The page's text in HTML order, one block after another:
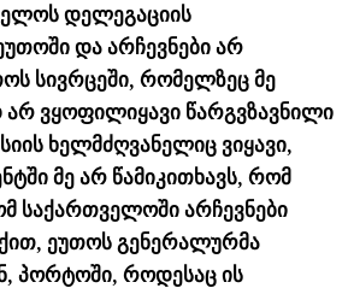
დელეგაციის
და არჩევნები არ
სივრცეში, რომელზეც მე
ვყოფილიყავი წარგვზავნილი
ხელმძღვანელიც ვიყავი,
მე არ წამიკითხავს, რომ
საქართველოში არჩევნები
ეუთოს გენერალურმა
პორტოში, როდესაც ის